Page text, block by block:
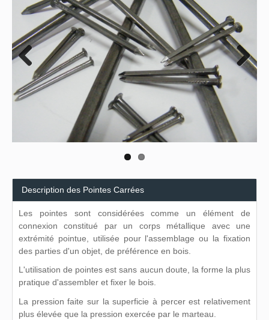
Previous Next
Description des Pointes Carrées
Les pointes sont considérées comme un élément de
connexion constitué par un corps métallique avec une
extrémité pointue, utilisée pour l'assemblage ou la fixation
des parties d'un objet, de préférence en bois.
L'utilisation de pointes est sans aucun doute, la forme la plus
pratique d'assembler et fixer le bois.
La pression faite sur la superficie à percer est relativement
plus élevée que la pression exercée par le marteau.